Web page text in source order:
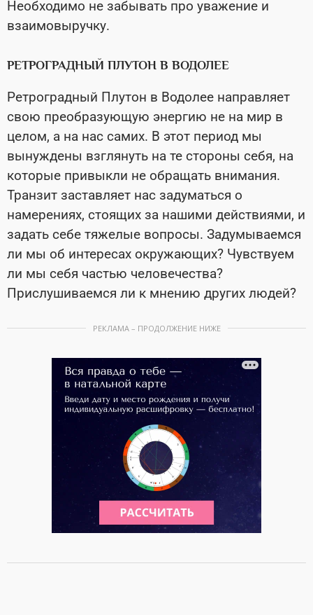
Необходимо не забывать про уважение и
взаимовыручку.
РЕТРОГРАДНЫЙ ПЛУТОН В ВОДОЛЕЕ
Ретроградный Плутон в Водолее направляет
свою преобразующую энергию не на мир в
целом, а на нас самих. В этот период мы
вынуждены взглянуть на те стороны себя, на
которые привыкли не обращать внимания.
Транзит заставляет нас задуматься о
намерениях, стоящих за нашими действиями, и
задать себе тяжелые вопросы. Задумываемся
ли мы об интересах окружающих? Чувствуем
ли мы себя частью человечества?
Прислушиваемся ли к мнению других людей?
РЕКЛАМА – ПРОДОЛЖЕНИЕ НИЖЕ